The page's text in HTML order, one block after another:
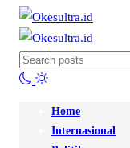
Home
Internasional